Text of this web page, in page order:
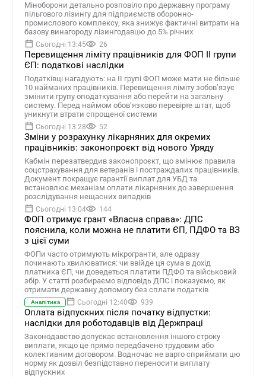
Міноборони детально розповіло про державну програму
пільгового лізингу для підприємств оборонно-
промислового комплексу, яка знижує фактичні витрати на
базову винагороду лізингодавцю до 5% річних
Сьогодні 13:45 26
Перевищення ліміту працівників для ФОП II групи
ЄП: податкові наслідки
Податківці нагадують: на II групі ФОП може мати не більше
10 найманих працівників. Перевищення ліміту зобов’язує
змінити групу оподаткування або перейти на загальну
систему. Перед наймом обов’язково перевірте штат, щоб
уникнути втрати спрощеної системи
Сьогодні 13:28 52
Зміни у розрахунку лікарняних для окремих
працівників: законопроєкт від нового Уряду
Кабмін перезатвердив законопроєкт, що змінює правила
соцстрахування для ветеранів і постраждалих працівників.
Документ покращує гарантії виплат для УБД та
встановлює механізм оплати лікарняних до завершення
розслідування нещасних випадків
Сьогодні 13:04 144
ФОП отримує грант «Власна справа»: ДПС
пояснила, коли можна не платити ЄП, ПДФО та ВЗ
з цієї суми
ФОПи часто отримують мікрогранти, але одразу
починають хвилюватися: чи ввійде ця сума в дохід
платника ЄП, чи доведеться платити ПДФО та військовий
збір. У статті розбираємо відповідь ДПС і показуємо, як
отримати державну допомогу без сплати податків
Аналітика Сьогодні 12:40 939
Оплата відпускних після початку відпустки:
наслідки для роботодавців від Держпраці
Законодавство допускає встановлення іншого строку
виплати, якщо це прямо передбачено трудовим або
колективним договором. Водночас не варто сприймати цю
норму як дозвіл безпідставно переносити виплату
відпускних